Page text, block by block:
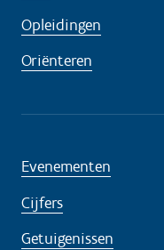
Opleidingen
Oriënteren
Evenementen
Cijfers
Getuigenissen